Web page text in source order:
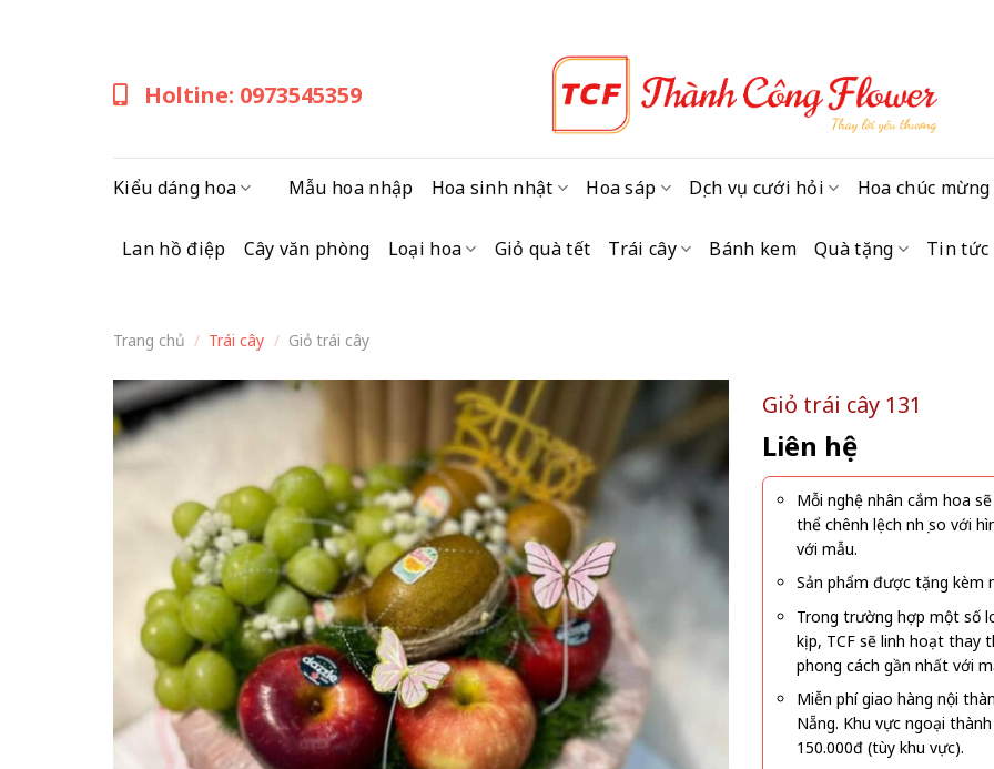
Holtine: 0973545359
Kiểu dáng hoa Mẫu hoa nhập Hoa sinh nhật Hoa sáp Dịch vụ cưới hỏi Hoa chúc mừng
Lan hồ điệp Cây văn phòng Loại hoa Giỏ quà tết Trái cây Bánh kem Quà tặng Tin tức
Trang chủ / Trái cây / Giỏ trái cây
Giỏ trái cây 131
Liên hệ
Mỗi nghệ nhân cắm hoa
thể chênh lệch nhẹ so với
với mẫu.
Sản phẩm được tặng kèm
Trong trường hợp một số
kịp, TCF sẽ linh hoạt thay
phong cách gần nhất với
Miễn phí giao hàng nội
Nẵng. Khu vực ngoại
150.000đ (tùy khu vực).